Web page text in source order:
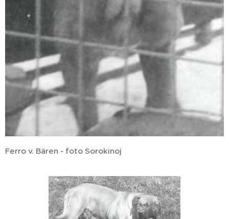
Ferro v. Bären - foto Sorokinoj